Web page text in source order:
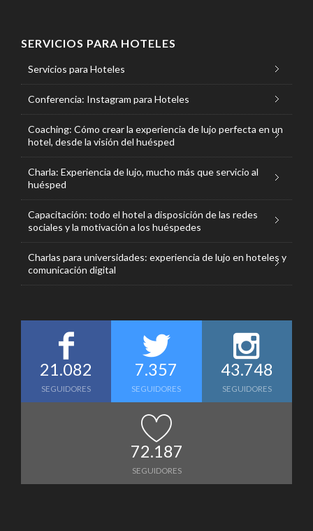
SERVICIOS PARA HOTELES
Servicios para Hoteles
Conferencia: Instagram para Hoteles
Coaching: Cómo crear la experiencia de lujo perfecta en un
hotel, desde la visión del huésped
Charla: Experiencia de lujo, mucho más que servicio al
huésped
Capacitación: todo el hotel a disposición de las redes
sociales y la motivación a los huéspedes
Charlas para universidades: experiencia de lujo en hoteles y
comunicación digital
21.082
SEGUIDORES
7.357
SEGUIDORES
43.748
SEGUIDORES
72.187
SEGUIDORES